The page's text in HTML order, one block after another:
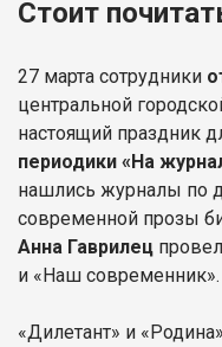
Стоит
27 марта сотрудники
центральной
настоящий праздник
периодики «На
нашлись журналы по
современной прозы
Анна Гаврилец
и «Наш современник».
«Дилетант» и